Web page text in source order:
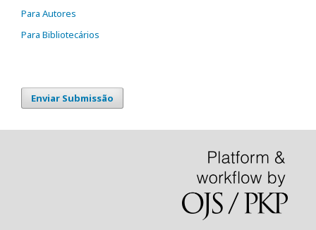
Para Autores
Para Bibliotecários
Enviar Submissão